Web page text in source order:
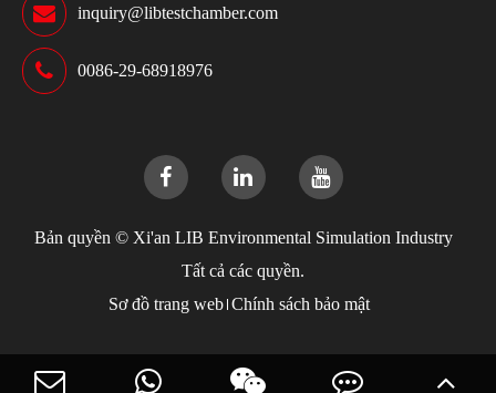
inquiry@libtestchamber.com
0086-29-68918976
Bản quyền © Xi'an LIB Environmental Simulation Industry
Tất cả các quyền.
Sơ đồ trang web Chính sách bảo mật